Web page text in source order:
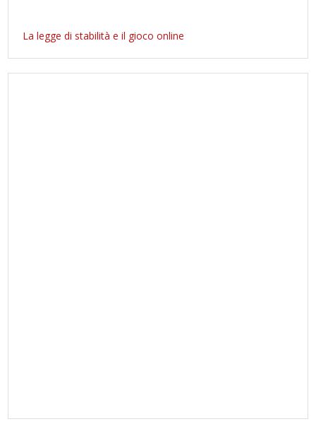
La legge di stabilità e il gioco online